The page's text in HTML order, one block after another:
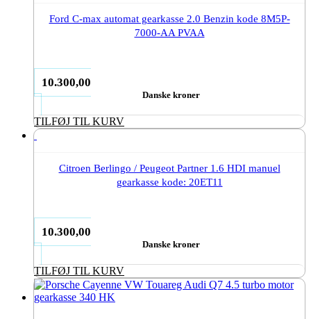
Ford C-max automat gearkasse 2.0 Benzin kode 8M5P-
7000-AA PVAA
10.300,00
Danske kroner
TILFØJ TIL KURV
Citroen Berlingo / Peugeot Partner 1.6 HDI manuel
gearkasse kode: 20ET11
10.300,00
Danske kroner
TILFØJ TIL KURV